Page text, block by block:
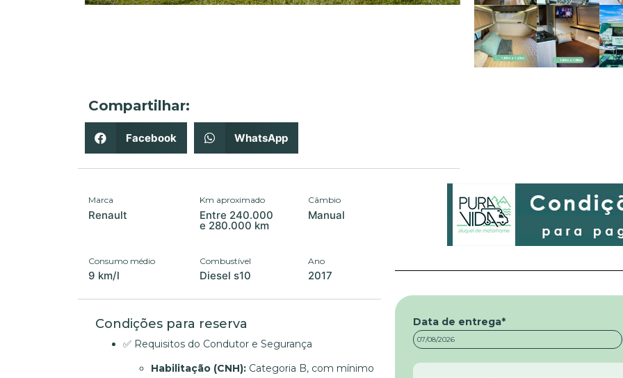
Compartilhar:
Facebook WhatsApp
Marca
Renault
Km aproximado
Entre 240.000
e 280.000 km
Câmbio
Manual
Consumo médio
9 km/l
Combustível
Diesel s10
Ano
2017
Condições para reserva
✅ Requisitos do Condutor e Segurança
Habilitação (CNH): Categoria B, com mínimo
Data de entrega*